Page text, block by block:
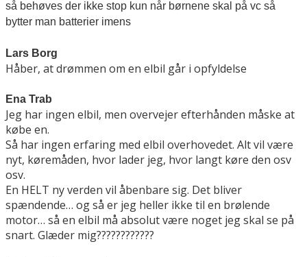
så behøves der ikke stop kun når børnene skal på vc så
bytter man batterier imens
Lars Borg
Håber, at drømmen om en elbil går i opfyldelse
Ena Trab
Jeg har ingen elbil, men overvejer efterhånden måske at
købe en.
Så har ingen erfaring med elbil overhovedet. Alt vil være
nyt, køremåden, hvor lader jeg, hvor langt køre den osv
osv.
En HELT ny verden vil åbenbare sig. Det bliver
spændende… og så er jeg heller ikke til en brølende
motor… så en elbil må absolut være noget jeg skal se på
snart. Glæder mig????????????